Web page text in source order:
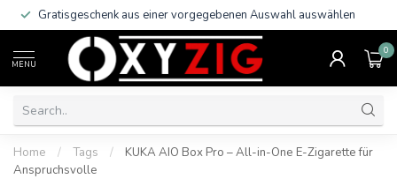
Gratisgeschenk aus einer vorgegebenen Auswahl auswählen
MENU
0
Home / Tags /
KUKA AIO Box Pro – All-in-One E-Zigarette für
Anspruchsvolle